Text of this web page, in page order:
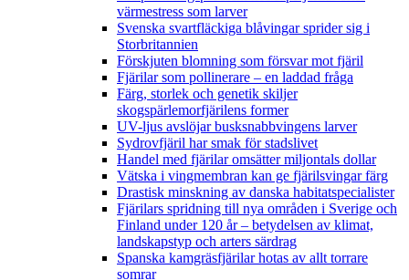
värmestress som larver
Svenska svartfläckiga blåvingar sprider sig i
Storbritannien
Förskjuten blomning som försvar mot fjäril
Fjärilar som pollinerare – en laddad fråga
Färg, storlek och genetik skiljer
skogspärlemorfjärilens former
UV-ljus avslöjar busksnabbvingens larver
Sydrovfjäril har smak för stadslivet
Handel med fjärilar omsätter miljontals dollar
Vätska i vingmembran kan ge fjärilsvingar färg
Drastisk minskning av danska habitatspecialister
Fjärilars spridning till nya områden i Sverige och
Finland under 120 år– betydelsen av klimat,
landskapstyp och arters särdrag
Spanska kamgräsfjärilar hotas av allt torrare
somrar